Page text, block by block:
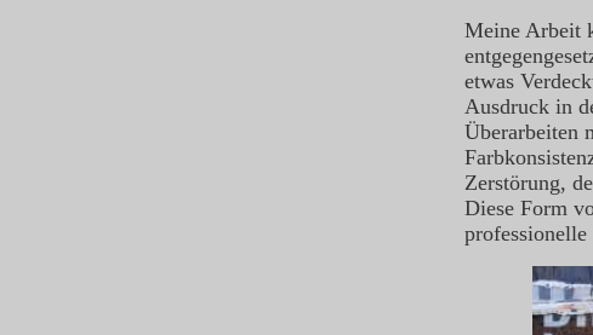
Meine Arbeit
etwas
Ausdruck in
Überarbeiten
Zerstörung,
Diese Form